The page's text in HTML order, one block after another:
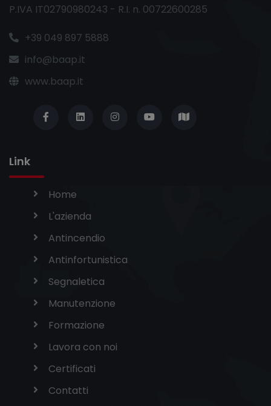
P.IVA IT02790980243 - R.I. n. 00722600285
+39 049 897 5888
info@baap.it
www.baap.it
Link
Home
L'azienda
Antincendio
Antinfortunistica
Segnaletica
Manutenzione
Formazione
Lavora con noi
Certificati
Contatti